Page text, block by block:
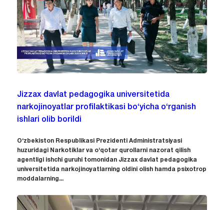
Jizzax davlat pedagogika universitetida
narkojinoyatlar profilaktikasi bo‘yicha o‘rganish
ishlari olib borildi
O‘zbekiston Respublikasi Prezidenti Administratsiyasi
huzuridagi Narkotiklar va o‘qotar qurollarni nazorat qilish
agentligi ishchi guruhi tomonidan Jizzax davlat pedagogika
universitetida narkojinoyatlarning oldini olish hamda psixotrop
moddalarning...